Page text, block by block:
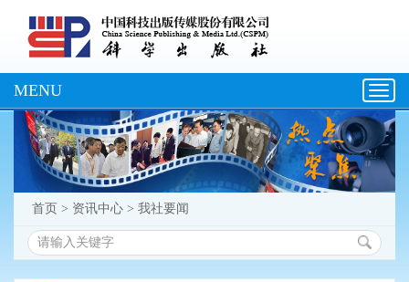
MENU
首页 > 资讯中心 > 我社要闻